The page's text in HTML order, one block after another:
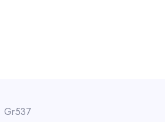
Gr537